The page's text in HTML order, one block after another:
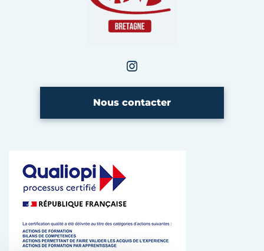
Instagram
CMA Bretagne
Nous contacter